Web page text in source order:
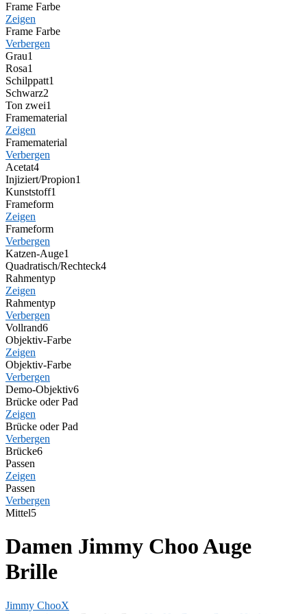
Frame Farbe
Zeigen
Frame Farbe
Verbergen
Grau1
Rosa1
Schilppatt1
Schwarz2
Ton zwei1
Framematerial
Zeigen
Framematerial
Verbergen
Acetat4
Injiziert/Propion1
Kunststoff1
Frameform
Zeigen
Frameform
Verbergen
Katzen-Auge1
Quadratisch/Rechteck4
Rahmentyp
Zeigen
Rahmentyp
Verbergen
Vollrand6
Objektiv-Farbe
Zeigen
Objektiv-Farbe
Verbergen
Demo-Objektiv6
Brücke oder Pad
Zeigen
Brücke oder Pad
Verbergen
Brücke6
Passen
Zeigen
Passen
Verbergen
Mittel5
Damen Jimmy Choo Auge
Brille
Jimmy ChooX